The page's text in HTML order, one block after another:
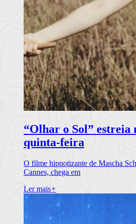
“Olhar o Sol” estreia
quinta-feira
O filme hipnotizante de Mascha
Cannes, chega em
Ler mais+